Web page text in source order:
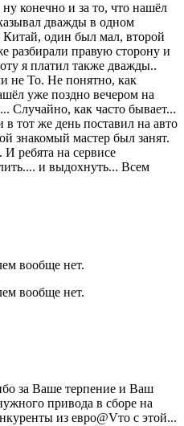
конечно и за то, что нашёл
дважды в одном
Китай, один был мал, второй
разбирали правую сторону и
я платил также дважды..
не То. Не понятно, как
уже поздно вечером на
Случайно, как часто бывает...
тот же день поставил на авто
знакомый мастер был занят.
И ребята на сервисе
и выдохнуть... Всем
вообще нет.
вообще нет.
за Ваше терпение и Ваш
привода в сборе на
из евро@Vто с этой...